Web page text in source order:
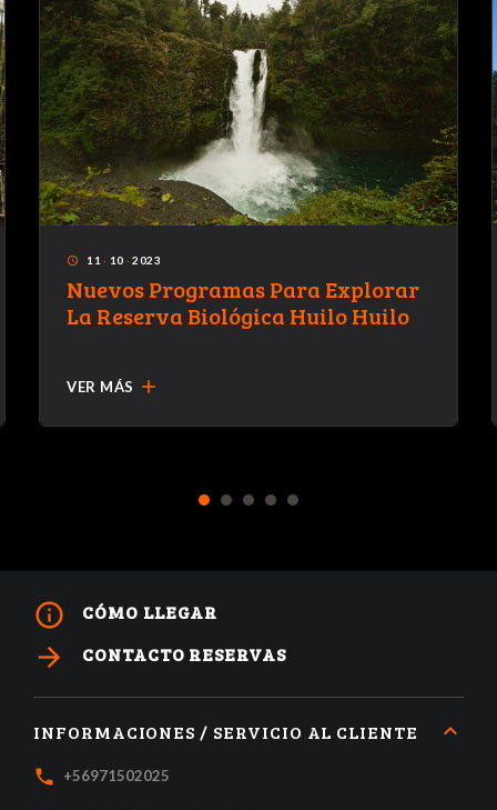
access_time 11 · 10 · 2023
Nuevos Programas Para Explorar
La Reserva Biológica Huilo Huilo
VER MÁS add
1 2 3 4 5
info_outline CÓMO LLEGAR
arrow_forward CONTACTO RESERVAS
INFORMACIONES / SERVICIO AL CLIENTE
local_phone +56971502025